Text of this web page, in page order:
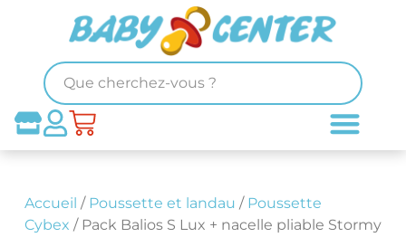
Accueil / Poussette et landau / Poussette
Cybex / Pack Balios S Lux + nacelle pliable Stormy